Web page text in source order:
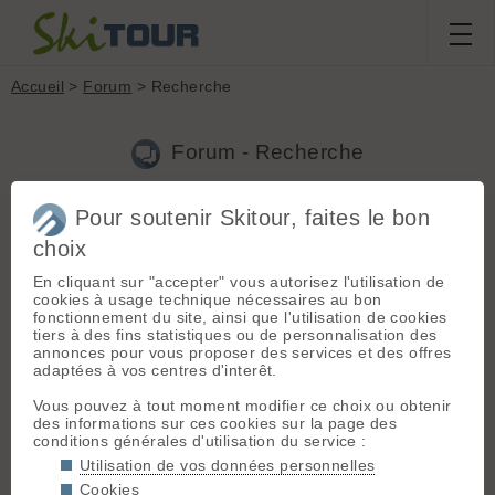
Accueil > Forum > Recherche
Forum - Recherche
Nouveau sujet|Voir tous les sujets
3 résultats
Morbier ou cote 2000 ou sambuy a areches(Paruline le
19.01.2023 à 20:04)
Bonsoir Delphine, Quand tu parles de Sambuy ou Morbier c est
dans les Bauges? D où pars tu?
Création d'un petit groupe WhatsApp pour départ
depuis les environs d'Annecy(Paruline le 19.01.2023 à
16:53)
Bonjour à tous, Super initiative Sarahh!! Ton post a un succès
fou!! Puisque ton groupe est uniquement pour Annecy, chose
Pour soutenir Skitour, faites le bon
choix
En cliquant sur "accepter" vous autorisez l'utilisation de
cookies à usage technique nécessaires au bon
fonctionnement du site, ainsi que l'utilisation de cookies
tiers à des fins statistiques ou de personnalisation des
annonces pour vous proposer des services et des offres
adaptées à vos centres d'interêt.
Vous pouvez à tout moment modifier ce choix ou obtenir
des informations sur ces cookies sur la page des
conditions générales d'utilisation du service :
Utilisation de vos données personnelles
Cookies